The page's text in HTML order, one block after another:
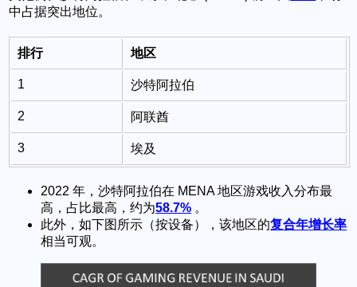
中占据突出地位。
排行 地区
1 沙特阿拉伯
2 阿联酋
3 埃及
2022 年，沙特阿拉伯在 MENA 地区游戏收入分布最
高，占比最高，约为58.7% 。
此外，如下图所示（按设备），该地区的复合年增长率
相当可观。